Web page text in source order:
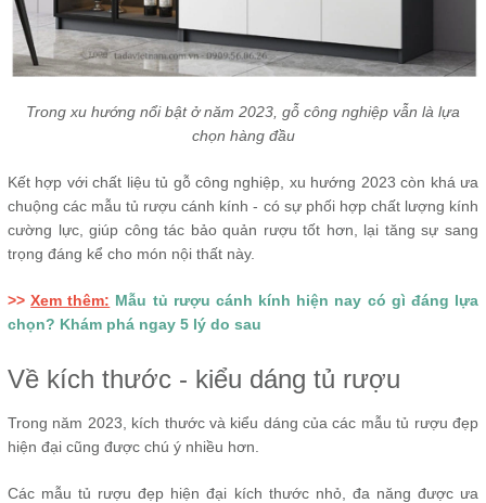
Trong xu hướng nổi bật ở năm 2023, gỗ công nghiệp vẫn là lựa
chọn hàng đầu
Kết hợp với chất liệu tủ gỗ công nghiệp, xu hướng 2023 còn khá ưa
chuộng các mẫu tủ rượu cánh kính - có sự phối hợp chất lượng kính
cường lực, giúp công tác bảo quản rượu tốt hơn, lại tăng sự sang
trọng đáng kể cho món nội thất này.
>>Xem thêm: Mẫu tủ rượu cánh kính hiện nay có gì đáng lựa
chọn? Khám phá ngay 5 lý do sau
Về kích thước - kiểu dáng tủ rượu
Trong năm 2023, kích thước và kiểu dáng của các mẫu tủ rượu đẹp
hiện đại cũng được chú ý nhiều hơn.
Các mẫu tủ rượu đẹp hiện đại kích thước nhỏ, đa năng được ưa